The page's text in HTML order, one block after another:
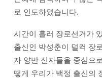
로 인도하였습니다.
시간이 흘러 장로선거가
출신인 박성춘이 덜컥 장
자 양반 신자들을 중심으
떻게 우리가 백정 출신의